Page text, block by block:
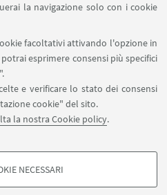
la navigazione solo con i cookie
facoltativi attivando l'opzione in
esprimere consensi più specifici
e verificare lo stato dei consensi
cookie" del sito.
la nostra Cookie policy.
FACOLTATIVI
NECESSARI
Successivi
1
»
e Italianistica - FICLIT
2098566